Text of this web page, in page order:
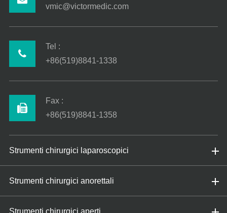
vmic@victormedic.com
Tel :
+86(519)8841-1338
Fax :
+86(519)8841-1358
Strumenti chirurgici laparoscopici
Strumenti chirurgici anorettali
Strumenti chirurgici aperti